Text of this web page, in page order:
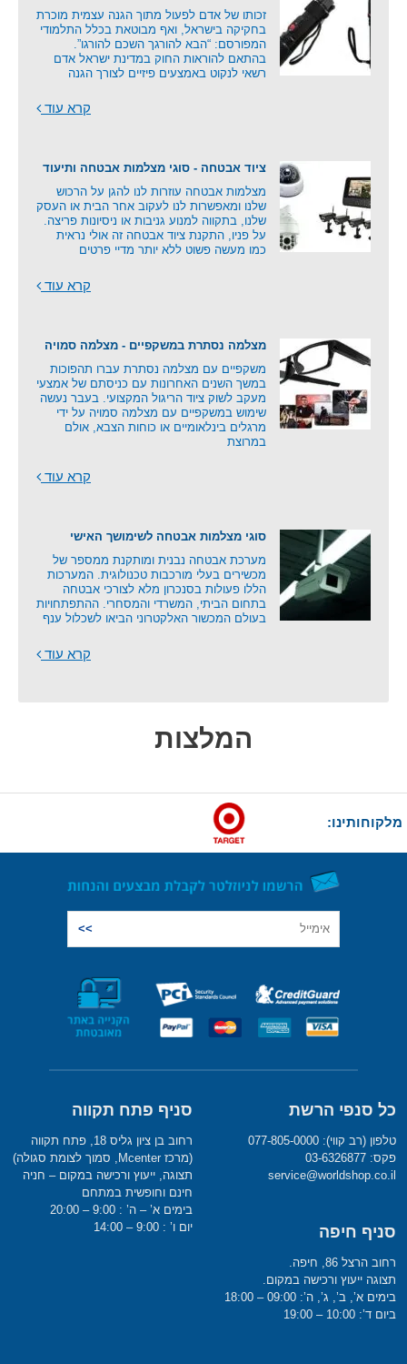
זכותו של אדם לפעול מתוך הגנה עצמית מוכרת
בחקיקה בישראל, ואף מבוטאת בכלל התלמודי
המפורסם: “הבא להורגך השכם להורגו”.
בהתאם להוראות החוק במדינת ישראל אדם
רשאי לנקוט באמצעים פיזיים לצורך הגנה
קרא עוד
ציוד אבטחה - סוגי מצלמות אבטחה ותיעוד
מצלמות אבטחה עוזרות לנו להגן על הרכוש
שלנו ומאפשרות לנו לעקוב אחר הבית או העסק
שלנו, בתקווה למנוע גניבות או ניסיונות פריצה.
על פניו, התקנת ציוד אבטחה זה אולי נראית
כמו מעשה פשוט ללא יותר מדיי פרטים
קרא עוד
מצלמה נסתרת במשקפיים - מצלמה סמויה
משקפיים עם מצלמה נסתרת עברו תהפוכות
במשך השנים האחרונות עם כניסתם של אמצעי
מעקב לשוק ציוד הריגול המקצועי. בעבר נעשה
שימוש במשקפיים עם מצלמה סמויה על ידי
מרגלים בינלאומיים או כוחות הצבא, אולם
במרוצת
קרא עוד
סוגי מצלמות אבטחה לשימושך האישי
מערכת אבטחה נבנית ומותקנת ממספר של
מכשירים בעלי מורכבות טכנולוגית. המערכות
הללו פעולות בסנכרון מלא לצורכי אבטחה
בתחום הביתי, המשרדי והמסחרי. ההתפתחויות
בעולם המכשור האלקטרוני הביאו לשכלול ענף
קרא עוד
המלצות
מלקוחותינו:
כל סנפי הרשת
טלפון (רב קווי): 077-805-0000
פקס: 03-6326877
service@worldshop.co.il
סניף חיפה
רחוב הרצל 86, חיפה.
תצוגה ייעוץ ורכישה במקום.
בימים א’, ב’, ג’, ה’: 09:00 – 18:00
ביום ד’: 10:00 – 19:00
סניף פתח תקווה
רחוב בן ציון גליס 18, פתח תקווה
(מרכז Mcenter, סמוך לצומת סגולה)
תצוגה, ייעוץ ורכישה במקום – חניה
חינם וחופשית במתחם
בימים א’ – ה’ : 9:00 – 20:00
יום ו’ : 9:00 – 14:00